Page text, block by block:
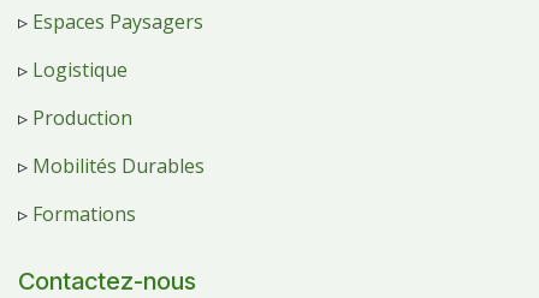
▹ Espaces Paysagers
▹ Logistique
▹ Production
▹ Mobilités Durables
▹ Formations
Contactez-nous